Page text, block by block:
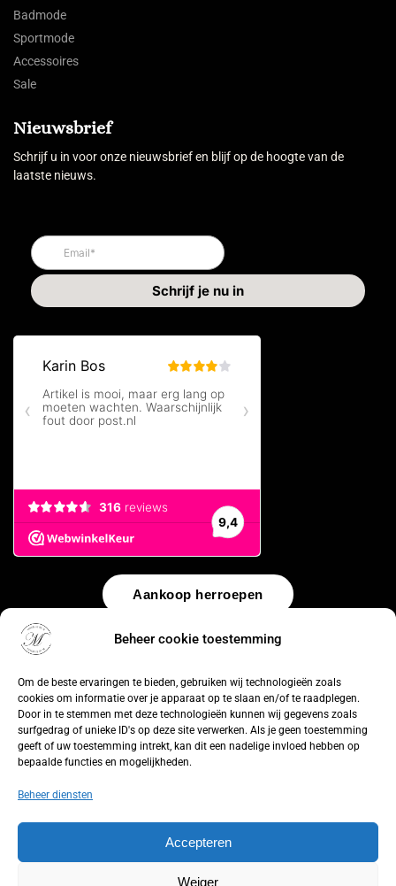
Beheer cookie toestemming
Om de beste ervaringen te bieden, gebruiken wij technologieën zoals
cookies om informatie over je apparaat op te slaan en/of te raadplegen.
Door in te stemmen met deze technologieën kunnen wij gegevens zoals
surfgedrag of unieke ID's op deze site verwerken. Als je geen toestemming
geeft of uw toestemming intrekt, kan dit een nadelige invloed hebben op
bepaalde functies en mogelijkheden.
Beheer diensten
Accepteren
Weiger
Badmode
Sportmode
Accessoires
Sale
Nieuwsbrief
Schrijf u in voor onze nieuwsbrief en blijf op de hoogte van de
laatste nieuws.
Aankoop herroepen
© 2026 by WebUnlimited–Algemene voorwaarden